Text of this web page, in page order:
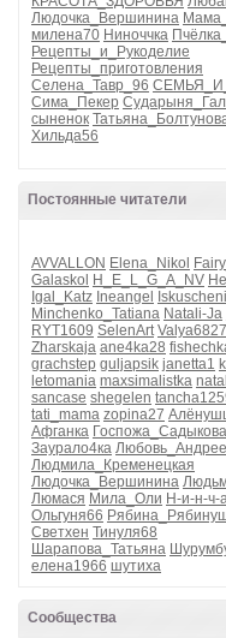
Людочка_Вершинина
милена70 Ниноччка
Рецепты_и_Рукоделие
Рецепты_приготовления
Селена_Тавр_96
Сима_Пекер
сыненок
Хильда56
Постоянные читатели
AVVALLON Elena_Nikol
Galaskol
H_E_L_G_A_NV
Igal_Katz Ineangel
Minchenko_Tatiana Natali-Ja
RYT1609 SelenArt Valya6827
Zharskaja ane4ka28
grachstep guljapsik janetta1
letomania maxsimalistka
sancase shegelen
tati_mama zopina27
Афганка Госпожа_Садыкова
Заурало4ка
Людмила_Кременецкая
Людочка_Вершинина
Люмася Мила_Оли Н-и-н-ч-
Ольгуня66
Светхен Тинуля68
Шарапова_Татьяна
елена1966 шутиха
Сообщества